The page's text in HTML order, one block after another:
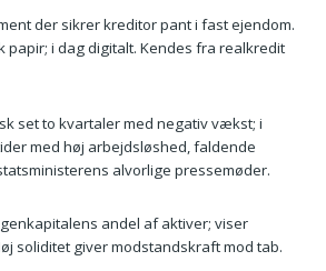
der sikrer kreditor pant i fast ejendom.
papir; i dag digitalt. Kendes fra realkredit
set to kvartaler med negativ vækst; i
med høj arbejdsløshed, faldende
alvorlige pressemøder.
andel af aktiver; viser
soliditet giver modstandskraft mod tab.